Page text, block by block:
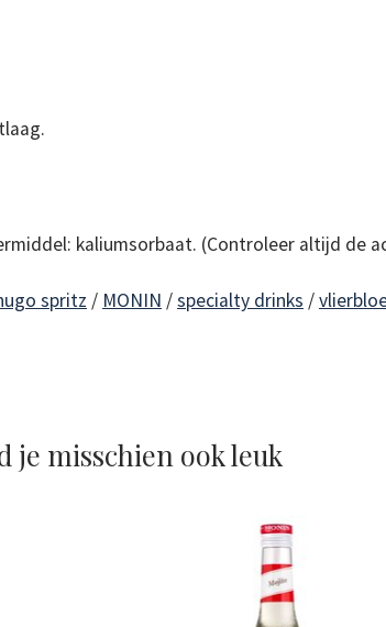
kaliumsorbaat. (Controleer altijd de
spritz / MONIN /specialty drinks /
je misschien ook leuk